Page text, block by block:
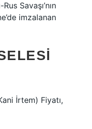
Savaşı’nın
imzalanan
İrtem) Fiyatı,